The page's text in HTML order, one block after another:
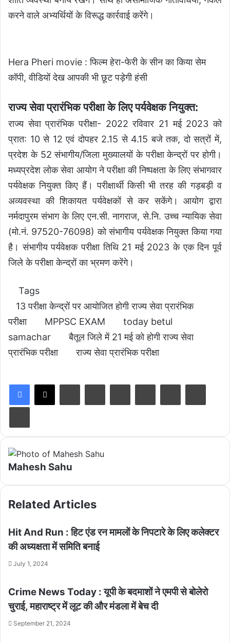
करने वाले अभ्यर्थियों के विरूद्ध कार्रवाई करेंगे।
Hera Pheri movie : फिल्म हेरा-फेरी के सीन का किया सेम
कॉपी, वीडियों देख आपकी भी छूट पड़ेगी हंसी
राज्य सेवा प्रारंभिक परीक्षा के लिए पर्यवेक्षक नियुक्त:
राज्य सेवा प्रारंभिक परीक्षा- 2022 रविवार 21 मई 2023 को
प्रात: 10 से 12 एवं दोपहर 2.15 से 4.15 बजे तक, दो सत्रों में,
प्रदेश के 52 संभागीय/जिला मुख्यालयों के परीक्षा केन्द्रों पर होगी।
मध्यप्रदेश लोक सेवा आयोग ने परीक्षा की निष्पक्षता के लिए संभागवार
पर्यवेक्षक नियुक्त किए हैं। परीक्षार्थी किसी भी तरह की गड़बड़ी व
अव्यवस्था की शिकायत पर्यवेक्षकों से कर सकेंगे। आयोग द्वारा
नर्मदापुरम संभाग के लिए एन.सी. नागराज, से.नि. उच्च न्यायिक सेवा
(मो.नं. 97520-76098) को संभागीय पर्यवेक्षक नियुक्त किया गया
है। संभागीय पर्यवेक्षक परीक्षा तिथि 21 मई 2023 के एक दिन पूर्व
जिले के परीक्षा केन्द्रों का भ्रमण करेंगे।
Tags
13 परीक्षा केन्द्रों पर आयोजित होगी राज्य सेवा प्रारंभिक
परीक्षा
MPPSC EXAM
today betul
samachar
बैतूल जिले में 21 मई को होगी राज्य सेवा
प्रारंभिक परीक्षा
राज्य सेवा प्रारंभिक परीक्षा
Mahesh Sahu
Related Articles
Hit And Run : हिट एंड रन मामलों के निपटारे के लिए कलेक्टर
की अध्यक्षता में समिति बनाई
July 1, 2024
Crime News Today : यूपी के बदमाशों ने एमपी से बोलेरो
चुराई, महाराष्ट्र में लूट की और मंडला में बेच दी
September 21, 2024